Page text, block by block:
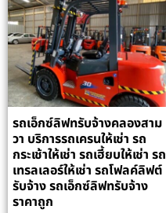
รถเอ็กซ์ลิฟทรับจ้างคลองสาม
วา บริการรถเครนให้เช่า รถ
กระเช้าให้เช่า รถเฮี้ยบให้เช่า รถ
เทรลเลอร์ให้เช่า รถโฟลค์ลิฟต์
รับจ้าง รถเอ็กซ์ลิฟทรับจ้าง
ราคาถูก